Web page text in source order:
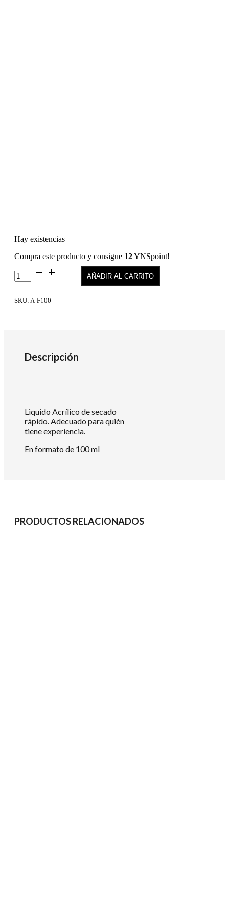
Hay existencias
Compra este producto y consigue 12YNSpoint!
Acrylic
Liquid
100
AÑADIR AL CARRITO
SKU: A-F100
Descripción
Liquido Acrílico de secado
rápido. Adecuado para quién
tiene experiencia.
En formato de 100 ml
PRODUCTOS RELACIONADOS